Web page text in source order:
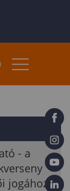
- a
jogához